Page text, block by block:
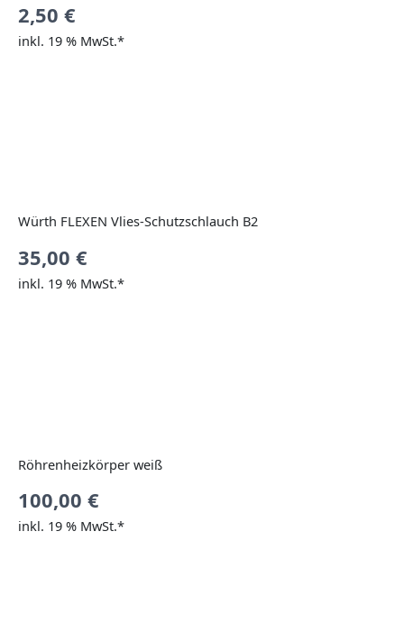
2,50 €
inkl. 19 % MwSt.*
Würth FLEXEN Vlies-Schutzschlauch B2
35,00 €
inkl. 19 % MwSt.*
Röhrenheizkörper weiß
100,00 €
inkl. 19 % MwSt.*